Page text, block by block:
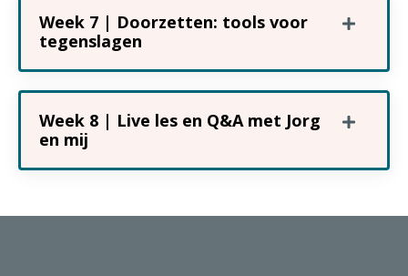
Week 7 | Doorzetten: tools voor
tegenslagen
Week 8 | Live les en Q&A met Jorg
en mij